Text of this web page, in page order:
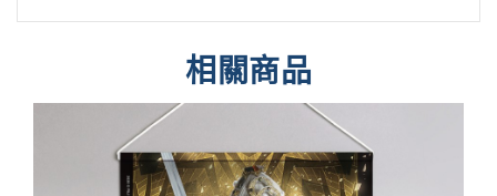
相關商品